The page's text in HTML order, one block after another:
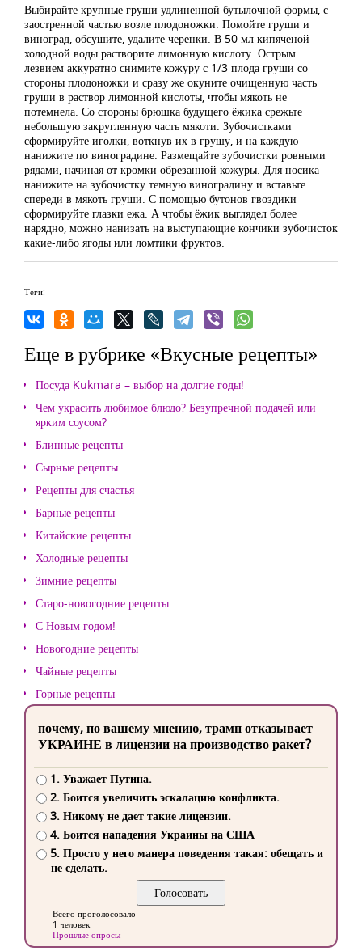
Выбирайте крупные груши удлиненной бутылочной формы, с
заостренной частью возле плодоножки. Помойте груши и
виноград, обсушите, удалите черенки. В 50 мл кипяченой
холодной воды растворите лимонную кислоту. Острым
лезвием аккуратно снимите кожуру с 1/3 плода груши со
стороны плодоножки и сразу же окуните очищенную часть
груши в раствор лимонной кислоты, чтобы мякоть не
потемнела. Со стороны брюшка будущего ёжика срежьте
небольшую закругленную часть мякоти. Зубочистками
сформируйте иголки, воткнув их в грушу, и на каждую
нанижите по виноградине. Размещайте зубочистки ровными
рядами, начиная от кромки обрезанной кожуры. Для носика
нанижите на зубочистку темную виноградину и вставьте
спереди в мякоть груши. С помощью бутонов гвоздики
сформируйте глазки ежа. А чтобы ёжик выглядел более
нарядно, можно нанизать на выступающие кончики зубочисток
какие-либо ягоды или ломтики фруктов.
Теги:
Еще в рубрике «Вкусные рецепты»
Посуда Kukmara – выбор на долгие годы!
Чем украсить любимое блюдо? Безупречной подачей или
ярким соусом?
Блинные рецепты
Сырные рецепты
Рецепты для счастья
Барные рецепты
Китайские рецепты
Холодные рецепты
Зимние рецепты
Старо-новогодние рецепты
С Новым годом!
Новогодние рецепты
Чайные рецепты
Горные рецепты
почему, по вашему мнению, трамп отказывает
УКРАИНЕ в лицензии на производство ракет?
1. Уважает Путина.
2. Боится увеличить эскалацию конфликта.
3. Никому не дает такие лицензии.
4. Боится нападения Украины на США
5. Просто у него манера поведения такая: обещать и
не сделать.
Всего проголосовало
1 человек
Прошлые опросы